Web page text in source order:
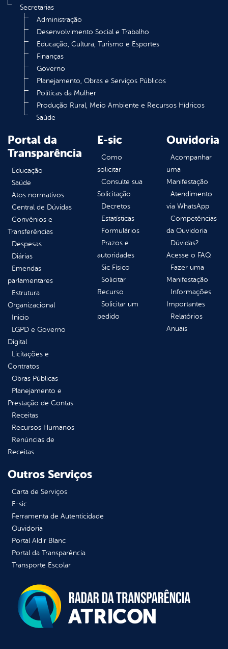
Secretarias
Administração
Desenvolvimento Social e Trabalho
Educação, Cultura, Turismo e Esportes
Finanças
Governo
Planejamento, Obras e Serviços Públicos
Políticas da Mulher
Produção Rural, Meio Ambiente e Recursos Hídricos
Saúde
Portal da
Transparência
Educação
Saúde
Atos normativos
Central de Dúvidas
Convênios e
Transferências
Despesas
Diárias
Emendas
parlamentares
Estrutura
Organizacional
Inicio
LGPD e Governo
Digital
Licitações e
Contratos
Obras Públicas
Planejamento e
Prestação de Contas
Receitas
Recursos Humanos
Renúncias de
Receitas
E-sic
Como
solicitar
Consulte sua
Solicitação
Decretos
Estatísticas
Formulários
Prazos e
autoridades
Sic Físico
Solicitar
Recurso
Solicitar um
pedido
Ouvidoria
Acompanhar
uma
Manifestação
Atendimento
via WhatsApp
Competências
da Ouvidoria
Dúvidas?
Acesse o FAQ
Fazer uma
Manifestação
Informações
Importantes
Relatórios
Anuais
Outros Serviços
Carta de Serviços
E-sic
Ferramenta de Autenticidade
Ouvidoria
Portal Aldir Blanc
Portal da Transparência
Transporte Escolar